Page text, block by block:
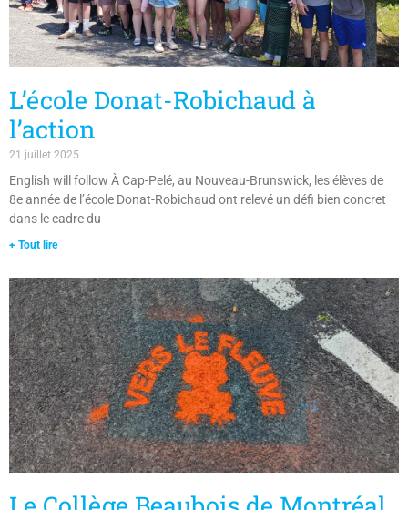
L’école Donat-Robichaud à
l’action
English will follow À Cap-Pelé, au Nouveau-Brunswick, les élèves de
8e année de l’école Donat-Robichaud ont relevé un défi bien concret
dans le cadre du
Le Collège Beaubois de Montréal